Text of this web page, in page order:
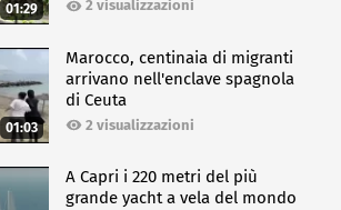
01:29 2 visualizzazioni
01:03
Marocco, centinaia di migranti
arrivano nell'enclave spagnola
di Ceuta
2 visualizzazioni
A Capri i 220 metri del più
grande yacht a vela del mondo